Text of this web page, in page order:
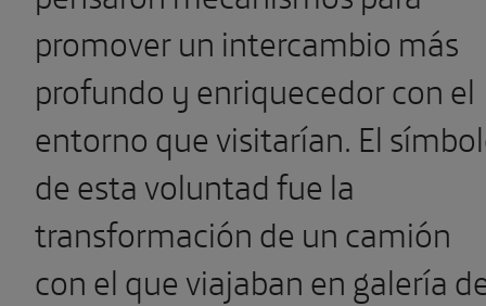
promover un intercambio más
profundo y enriquecedor con el
entorno que visitarían. El
de esta voluntad fue la
transformación de un camión
con el que viajaban en galería